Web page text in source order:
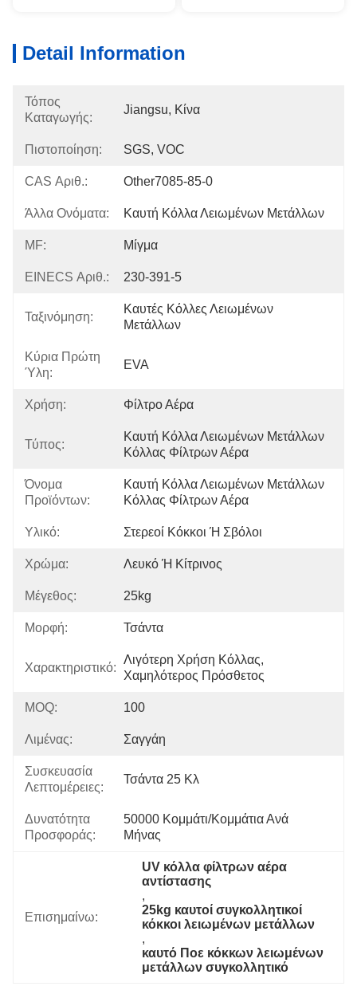
Detail Information
Τόπος
Καταγωγής:
Jiangsu, Κίνα
Πιστοποίηση: SGS, VOC
CAS Αριθ.: Other7085-85-0
Άλλα Ονόματα: Καυτή Κόλλα Λειωμένων Μετάλλων
MF: Μίγμα
EINECS Αριθ.: 230-391-5
Ταξινόμηση:
Καυτές Κόλλες Λειωμένων
Μετάλλων
Κύρια Πρώτη
Ύλη:
EVA
Χρήση: Φίλτρο Αέρα
Τύπος:
Καυτή Κόλλα Λειωμένων Μετάλλων
Κόλλας Φίλτρων Αέρα
Όνομα
Προϊόντων:
Καυτή Κόλλα Λειωμένων Μετάλλων
Κόλλας Φίλτρων Αέρα
Υλικό: Στερεοί Κόκκοι Ή Σβόλοι
Χρώμα: Λευκό Ή Κίτρινος
Μέγεθος: 25kg
Μορφή: Τσάντα
Χαρακτηριστικό:
Λιγότερη Χρήση Κόλλας,
Χαμηλότερος Πρόσθετος
MOQ: 100
Λιμένας: Σαγγάη
Συσκευασία
Λεπτομέρειες:
Τσάντα 25 Κλ
Δυνατότητα
Προσφοράς:
50000 Κομμάτι/κομμάτια Ανά
Μήνας
Επισημαίνω:
UV κόλλα φίλτρων αέρα
αντίστασης
,
25kg καυτοί συγκολλητικοί
κόκκοι λειωμένων μετάλλων
,
καυτό Ποε κόκκων λειωμένων
μετάλλων συγκολλητικό